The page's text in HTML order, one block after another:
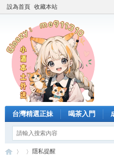
設為首頁 收藏本站
台灣精選正妹 喝茶入門
隱私提醒